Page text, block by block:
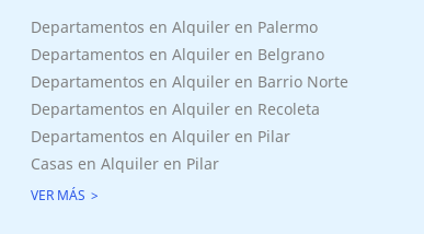
Departamentos en Alquiler en Palermo
Departamentos en Alquiler en Belgrano
Departamentos en Alquiler en Barrio Norte
Departamentos en Alquiler en Recoleta
Departamentos en Alquiler en Pilar
Casas en Alquiler en Pilar
VER MÁS